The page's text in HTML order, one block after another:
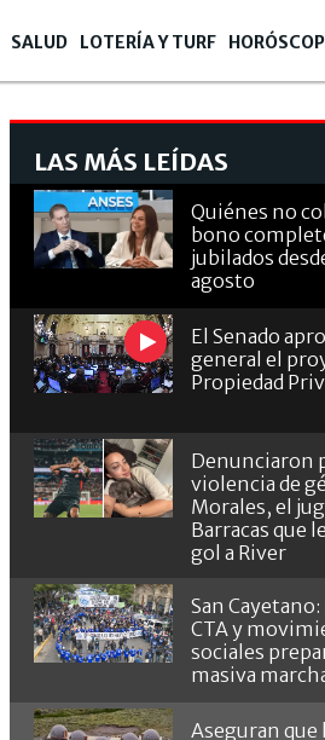
SALUD LOTERÍA Y TURF
LAS MÁS LEÍDAS
Quiénes no
bono
jubilados
agosto
El Senado
general el
Propiedad
Denunciaron
violencia de
Morales, el
Barracas que
gol a River
San Cayetano:
CTA y
sociales
masiva
Aseguran que